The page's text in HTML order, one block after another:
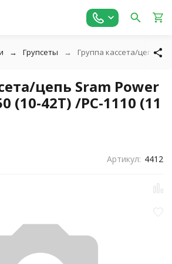
Групсеты Группа кассета/цепь
цепь Sram Power
(10-42T) /PC-1110 (11
Артикул: 4412